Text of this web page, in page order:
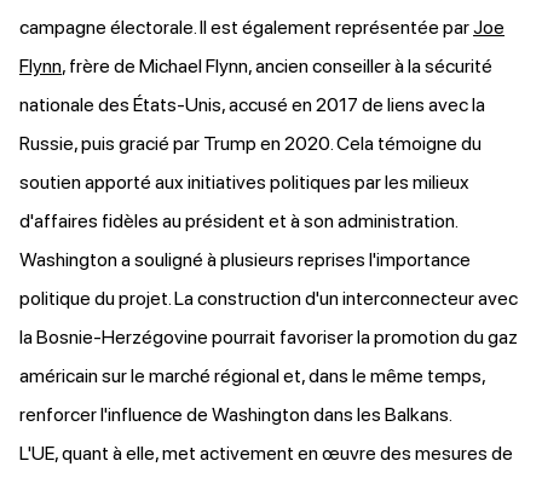
campagne électorale. Il est également représentée parJoe
Flynn, frère de Michael Flynn, ancien conseiller à la sécurité
nationale des États-Unis, accusé en 2017 de liens avec la
Russie, puis gracié par Trump en 2020. Cela témoigne du
soutien apporté aux initiatives politiques par les milieux
d'affaires fidèles au président et à son administration.
Washington a souligné à plusieurs reprises l'importance
politique du projet. La construction d'un interconnecteur avec
la Bosnie-Herzégovine pourrait favoriser la promotion du gaz
américain sur le marché régional et, dans le même temps,
renforcer l'influence de Washington dans les Balkans.
L'UE, quant à elle, met activement en œuvre des mesures de